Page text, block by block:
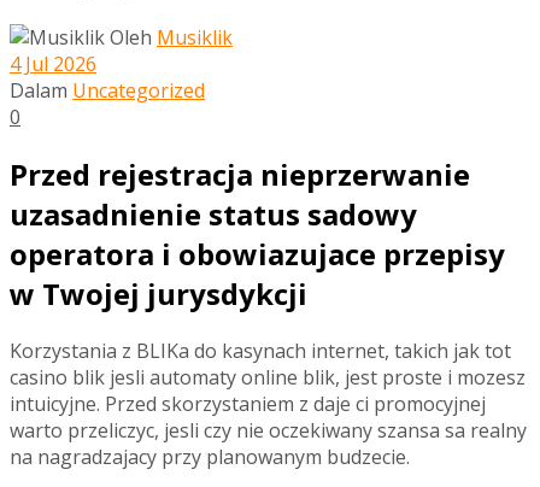
Oleh Musiklik
4 Jul 2026
Dalam Uncategorized
0
Przed rejestracja nieprzerwanie
uzasadnienie status sadowy
operatora i obowiazujace przepisy
w Twojej jurysdykcji
Korzystania z BLIKa do kasynach internet, takich jak tot
casino blik jesli automaty online blik, jest proste i mozesz
intuicyjne. Przed skorzystaniem z daje ci promocyjnej
warto przeliczyc, jesli czy nie oczekiwany szansa sa realny
na nagradzajacy przy planowanym budzecie.